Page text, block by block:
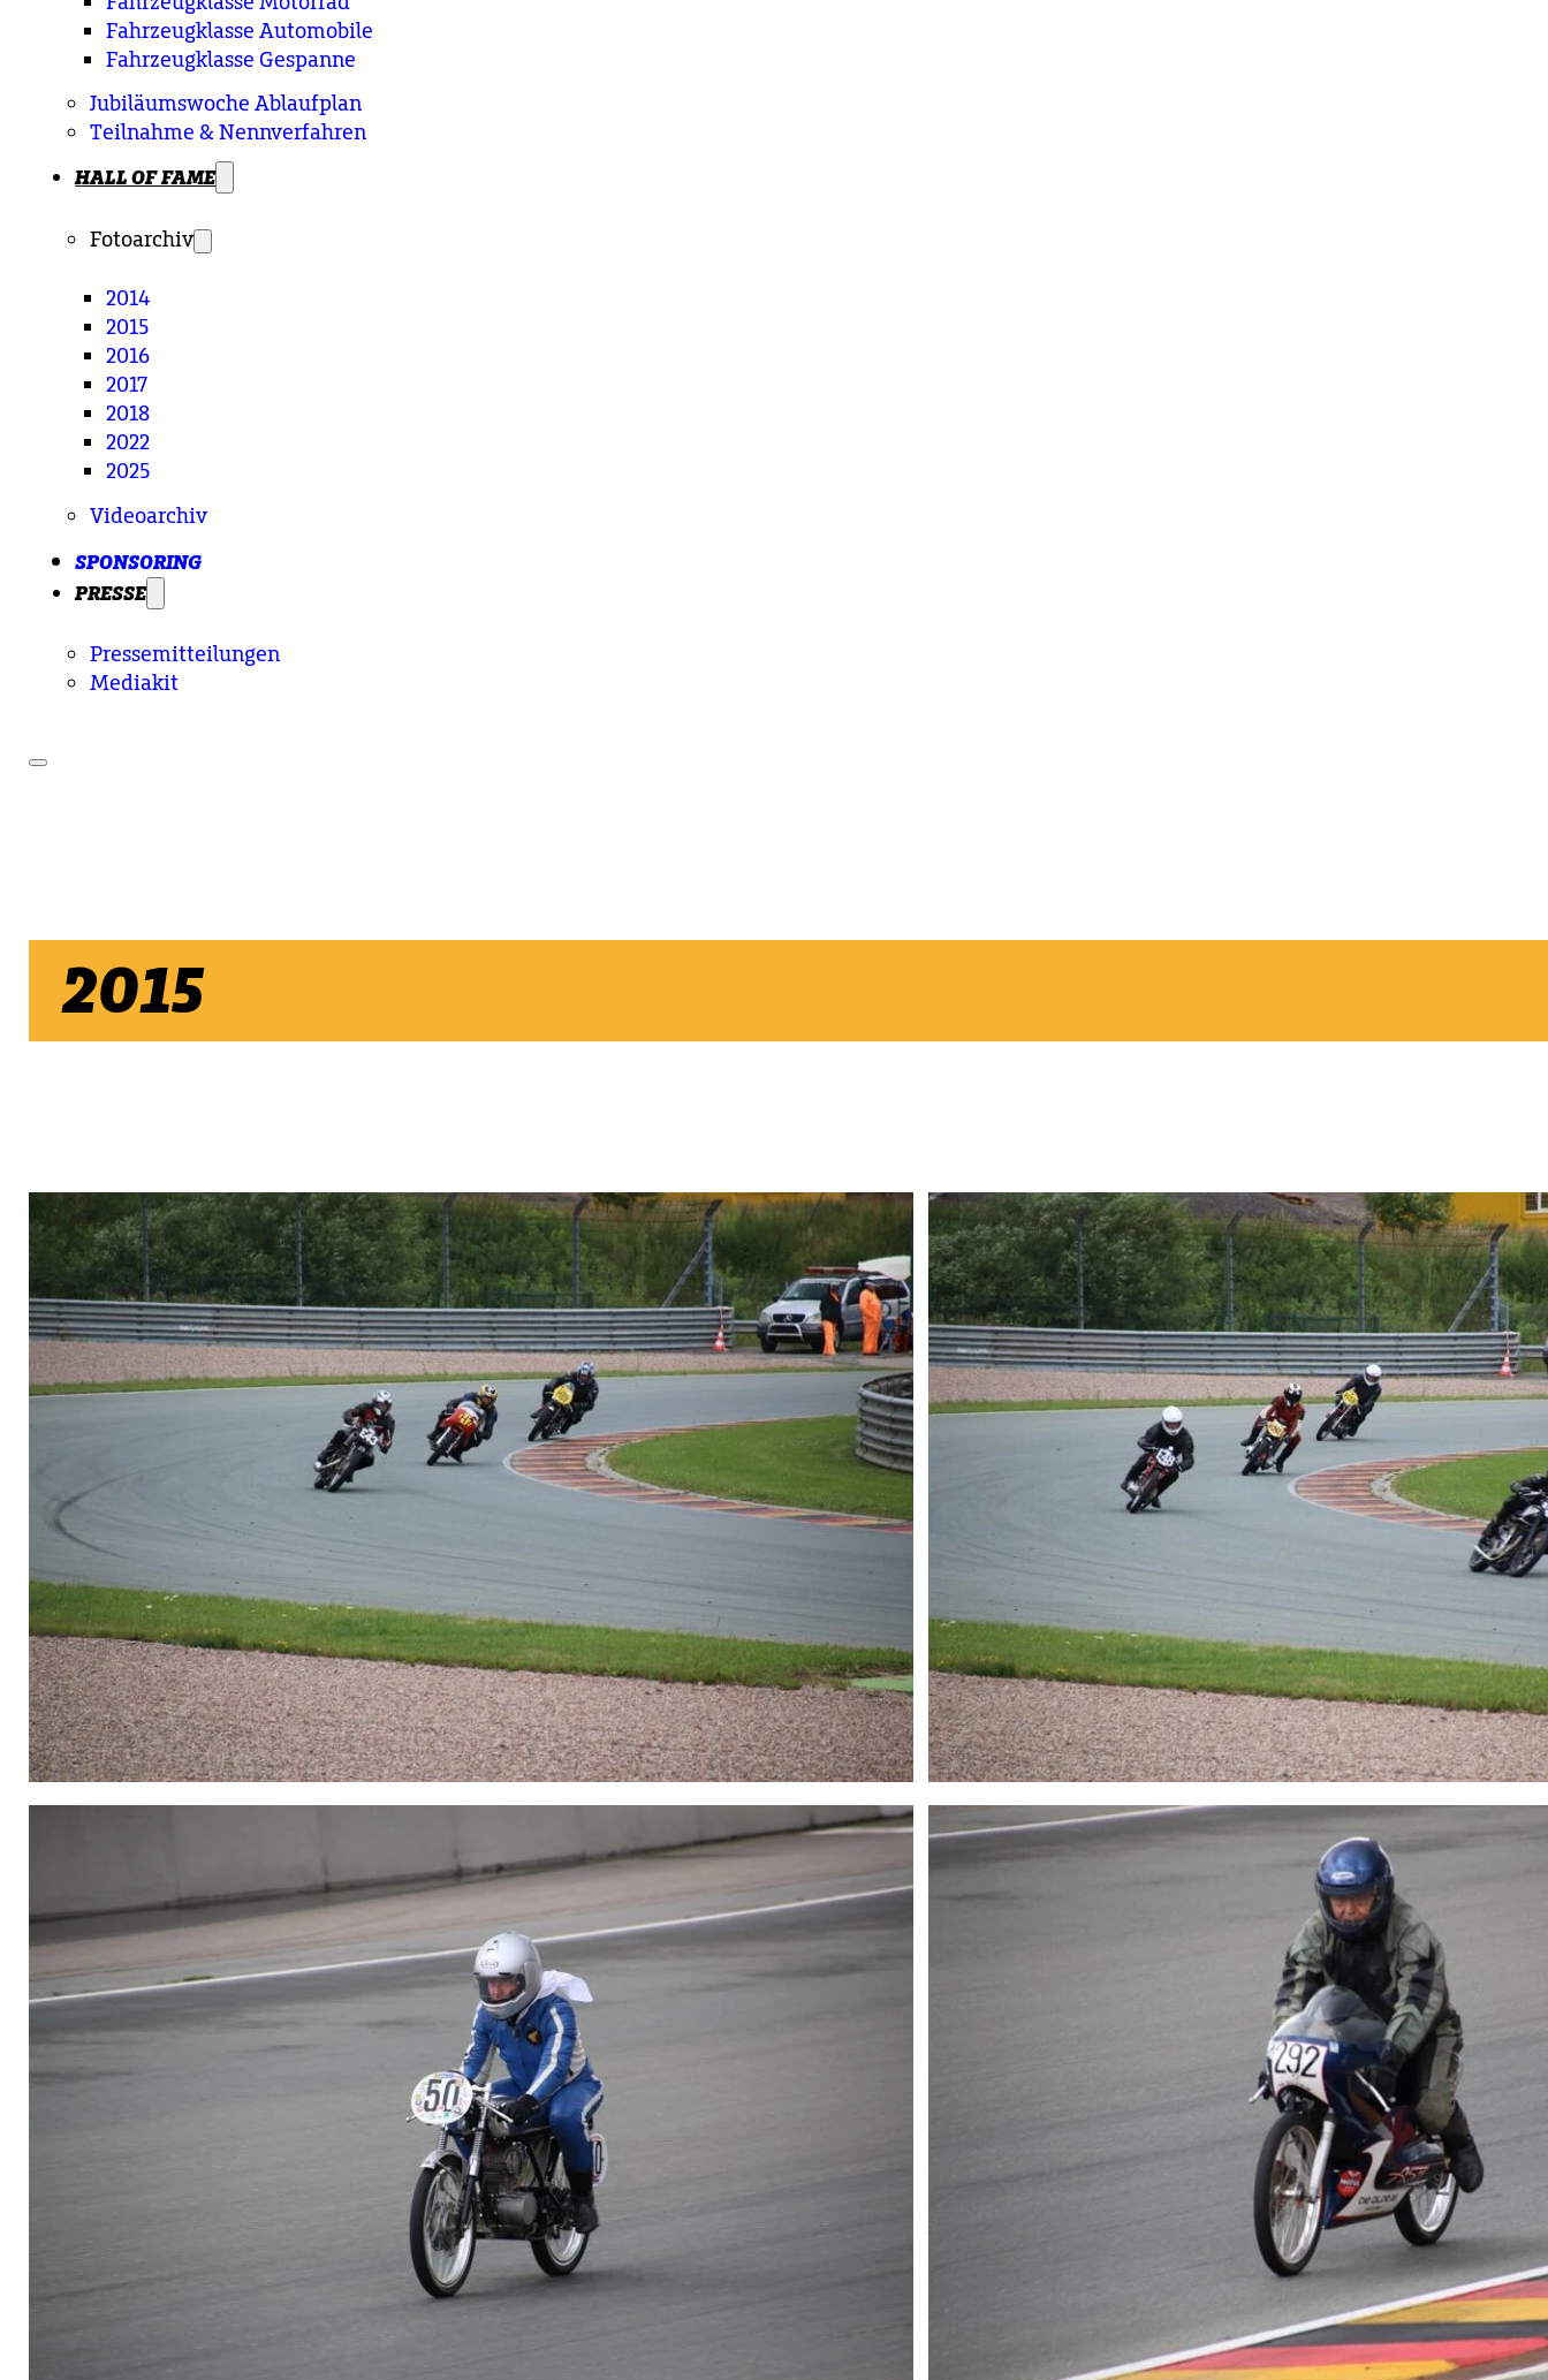
Fahrzeugklasse Automobile
Fahrzeugklasse Gespanne
Jubiläumswoche Ablaufplan
Teilnahme & Nennverfahren
HALL OF FAME
Fotoarchiv
2014
2015
2016
2017
2018
2022
2025
Videoarchiv
SPONSORING
PRESSE
Pressemitteilungen
Mediakit
2015